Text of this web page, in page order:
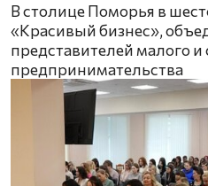
В столице Поморья в
«Красивый бизнес»,
представителей малого и
предпринимательства